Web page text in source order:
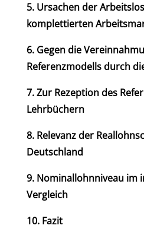
5. Ursachen der
komplettierten
6. Gegen die
Referenzmodells durch
7. Zur Rezeption des
Lehrbüchern
8. Relevanz der
Deutschland
9. Nominallohnniveau im
Vergleich
10. Fazit